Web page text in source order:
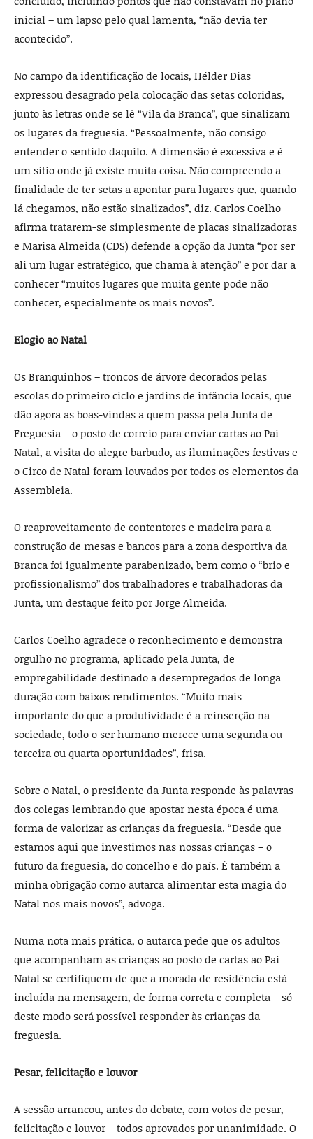
inicial – um lapso pelo qual lamenta, “não devia ter
acontecido”.
No campo da identificação de locais, Hélder Dias
expressou desagrado pela colocação das setas coloridas,
junto às letras onde se lê “Vila da Branca”, que sinalizam
os lugares da freguesia. “Pessoalmente, não consigo
entender o sentido daquilo. A dimensão é excessiva e é
um sítio onde já existe muita coisa. Não compreendo a
finalidade de ter setas a apontar para lugares que, quando
lá chegamos, não estão sinalizados”, diz. Carlos Coelho
afirma tratarem-se simplesmente de placas sinalizadoras
e Marisa Almeida (CDS) defende a opção da Junta “por ser
ali um lugar estratégico, que chama à atenção” e por dar a
conhecer “muitos lugares que muita gente pode não
conhecer, especialmente os mais novos”.
Elogio ao Natal
Os Branquinhos – troncos de árvore decorados pelas
escolas do primeiro ciclo e jardins de infância locais, que
dão agora as boas-vindas a quem passa pela Junta de
Freguesia – o posto de correio para enviar cartas ao Pai
Natal, a visita do alegre barbudo, as iluminações festivas e
o Circo de Natal foram louvados por todos os elementos da
Assembleia.
O reaproveitamento de contentores e madeira para a
construção de mesas e bancos para a zona desportiva da
Branca foi igualmente parabenizado, bem como o “brio e
profissionalismo” dos trabalhadores e trabalhadoras da
Junta, um destaque feito por Jorge Almeida.
Carlos Coelho agradece o reconhecimento e demonstra
orgulho no programa, aplicado pela Junta, de
empregabilidade destinado a desempregados de longa
duração com baixos rendimentos. “Muito mais
importante do que a produtividade é a reinserção na
sociedade, todo o ser humano merece uma segunda ou
terceira ou quarta oportunidades”, frisa.
Sobre o Natal, o presidente da Junta responde às palavras
dos colegas lembrando que apostar nesta época é uma
forma de valorizar as crianças da freguesia. “Desde que
estamos aqui que investimos nas nossas crianças – o
futuro da freguesia, do concelho e do país. É também a
minha obrigação como autarca alimentar esta magia do
Natal nos mais novos”, advoga.
Numa nota mais prática, o autarca pede que os adultos
que acompanham as crianças ao posto de cartas ao Pai
Natal se certifiquem de que a morada de residência está
incluída na mensagem, de forma correta e completa – só
deste modo será possível responder às crianças da
freguesia.
Pesar, felicitação e louvor
A sessão arrancou, antes do debate, com votos de pesar,
felicitação e louvor – todos aprovados por unanimidade. O